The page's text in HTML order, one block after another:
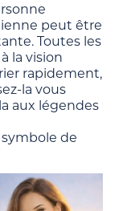
peut être
Toutes les
la vision
rapidement,
la vous
aux légendes
de